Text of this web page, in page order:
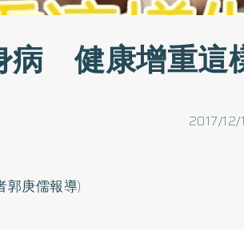
病 健康增重這
2017/12/
郭庚儒報導)